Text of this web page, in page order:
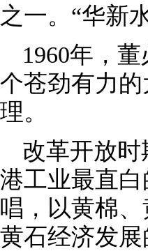
之一。“华新
1960年，
个苍劲有力
理。
改革开放时
港工业最直
唱，以黄棉
黄石经济发